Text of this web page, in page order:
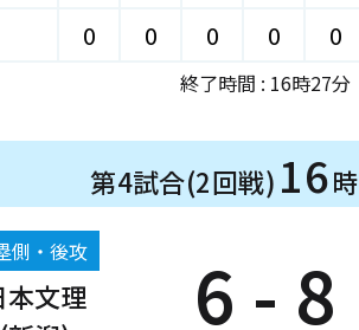
0 0 0 0 0
終了時間 : 16時27分
第4試合(2回戦) 16時
側・後攻
本文理
6 - 8